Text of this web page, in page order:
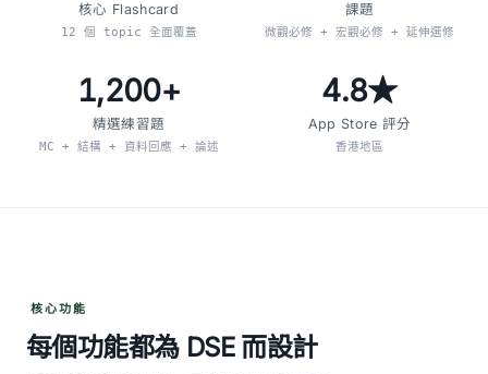
核心 Flashcard
12 個 topic 全面覆蓋
課題
微觀必修 + 宏觀必修 + 延伸選修
1,200+
精選練習題
MC + 結構 + 資料回應 + 論述
4.8★
App Store 評分
香港地區
核心功能
每個功能都為 DSE 而設計